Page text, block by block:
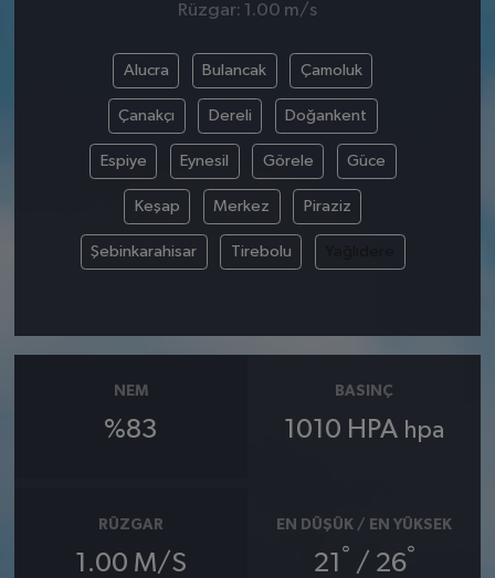
Rüzgar: 1.00 m/s
Alucra Bulancak Çamoluk
Çanakçı Dereli Doğankent
Espiye Eynesil Görele Güce
Keşap Merkez Piraziz
Şebinkarahisar Tirebolu
NEM
%83
BASINÇ
1010 HPA hpa
RÜZGAR
1.00 M/S
EN DÜŞÜK / EN YÜKSEK
21 ° / 26°